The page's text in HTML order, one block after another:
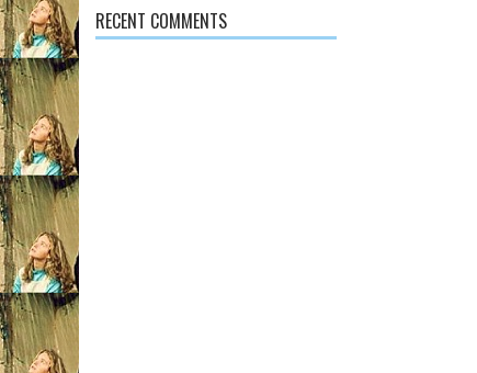
RECENT COMMENTS